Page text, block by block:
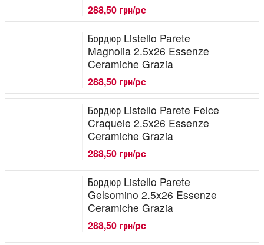
288,50 грн/pc
Бордюр Listello Parete
Magnolia 2.5x26 Essenze
Ceramiche Grazia
288,50 грн/pc
Бордюр Listello Parete Felce
Craquele 2.5x26 Essenze
Ceramiche Grazia
288,50 грн/pc
Бордюр Listello Parete
Gelsomino 2.5x26 Essenze
Ceramiche Grazia
288,50 грн/pc